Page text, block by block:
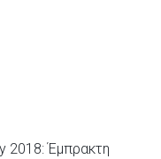
2018: Έμπρακτη